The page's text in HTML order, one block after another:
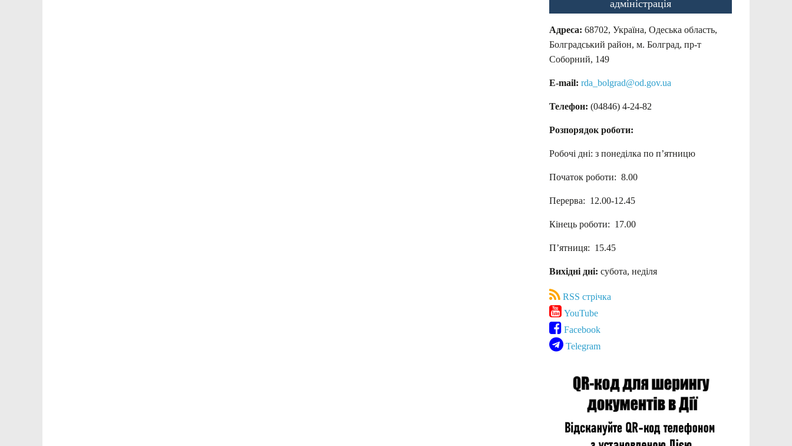
адміністрація
Адреса: 68702, Україна, Одеська область,
Болградський район, м. Болград, пр-т
Соборний, 149
E-mail: rda_bolgrad@od.gov.ua
Телефон: (04846) 4-24-82
Розпорядок роботи:
Робочі дні: з понеділка по п’ятницю
Початок роботи: 8.00
Перерва: 12.00-12.45
Кінець роботи: 17.00
П’ятниця: 15.45
Вихідні дні: субота, неділя
RSS стрічка
YouTube
Facebook
Telegram